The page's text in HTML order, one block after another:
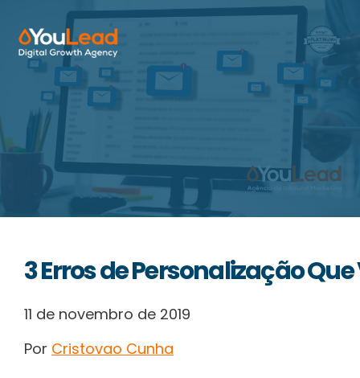
Sobre Nós
HubSpot
Contactos
3 Erros de Personalização
11 de novembro de 2019
Por Cristovao Cunha